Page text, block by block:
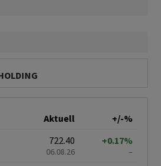
Aktuell
+/-%
722.40
06.08.26
+0.17%
–